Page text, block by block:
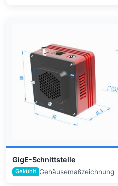
GigE-Schnittstelle
Gekühlt Gehäusemaßzeichnung